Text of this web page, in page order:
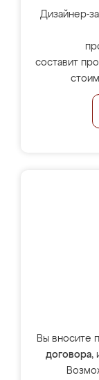
Дизайнер-
составит
Вы вносите
договора,